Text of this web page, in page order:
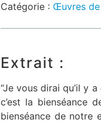
Catégorie : Œuvres de
Extrait :
“Je vous dirai qu’il y
c’est la bienséance
bienséance de notre